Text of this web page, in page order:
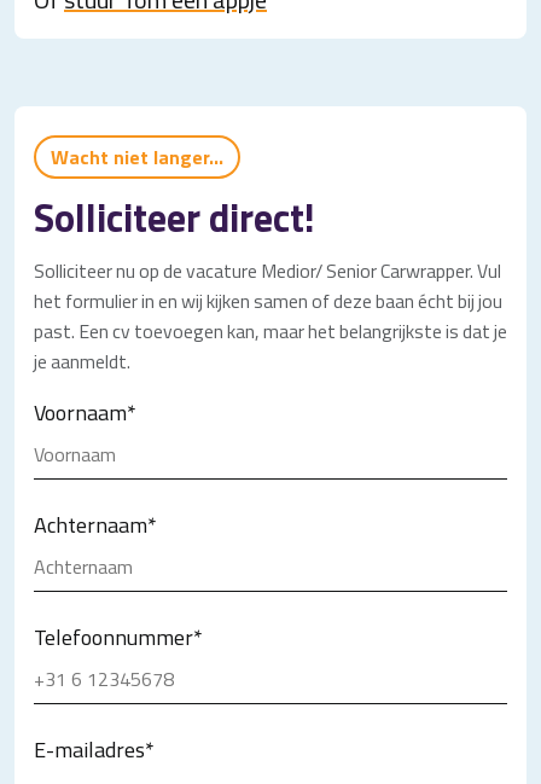
Wacht niet langer...
Solliciteer direct!
Solliciteer nu op de vacature Medior/ Senior Carwrapper. Vul
het formulier in en wij kijken samen of deze baan écht bij jou
past. Een cv toevoegen kan, maar het belangrijkste is dat je
je aanmeldt.
Voornaam*
Achternaam*
Telefoonnummer*
E-mailadres*